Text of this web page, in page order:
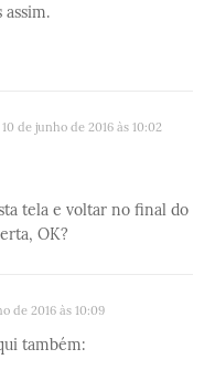
assim.
10 de junho de 2016 às 10:02
tela e voltar no final do
OK?
de 2016 às 10:09
também: